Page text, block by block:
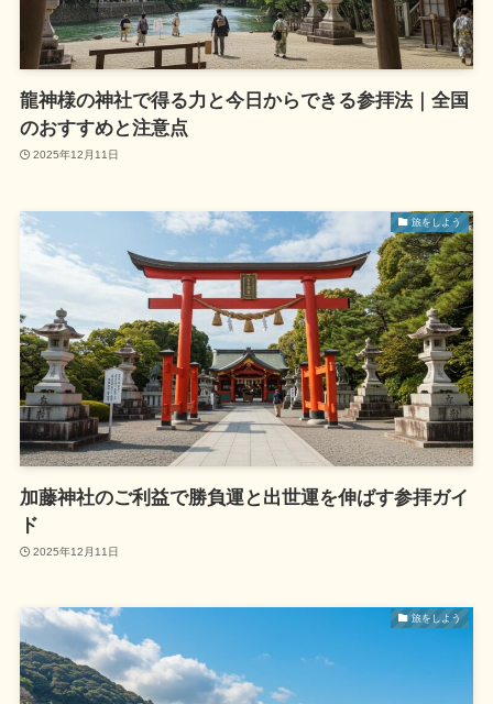
龍神様の神社で得る力と今日からできる参拝法｜全国
のおすすめと注意点
2025年12月11日
旅をしよう
加藤神社のご利益で勝負運と出世運を伸ばす参拝ガイ
ド
2025年12月11日
旅をしよう